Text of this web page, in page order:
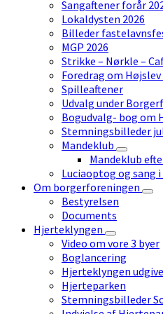
Sangaftener forår
Lokaldysten 2026
Billeder
MGP 2026
Strikke – Nørkle –
Foredrag om Højslev
Spilleaftener
Udvalg under
Bogudvalg- bog om
Stemningsbilleder
Mandeklub
Mandeklub
Luciaoptog og sang
Om borgerforeningen
Bestyrelsen
Documents
Hjerteklyngen
Video om vore 3 byer
Boglancering
Hjerteklyngen
Hjerteparken
Stemningsbilleder